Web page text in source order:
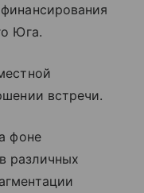
Юга.
встречи.
фоне
различных